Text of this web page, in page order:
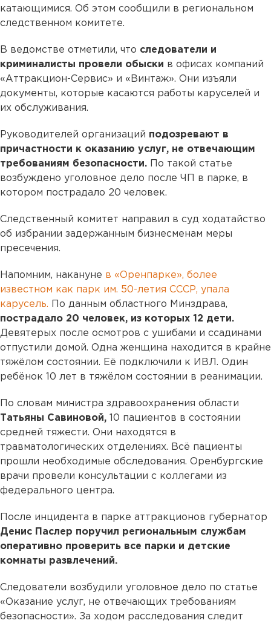
катающимися. Об этом сообщили в региональном
следственном комитете.
В ведомстве отметили, что следователи и
криминалисты провели обыски в офисах компаний
«Аттракцион-Сервис» и «Винтаж». Они изъяли
документы, которые касаются работы каруселей и
их обслуживания.
Руководителей организаций подозревают в
причастности к оказанию услуг, не отвечающим
требованиям безопасности.
По такой статье
возбуждено уголовное дело после ЧП в парке, в
котором пострадало 20 человек.
Следственный комитет направил в суд ходатайство
об избрании задержанным бизнесменам меры
пресечения.
Напомним, накануне в «Оренпарке», более
известном как парк им. 50-летия СССР, упала
карусель. По данным областного Минздрава,
пострадало 20 человек, из которых 12 дети.
Девятерых после осмотров с ушибами и ссадинами
отпустили домой. Одна женщина находится в крайне
тяжёлом состоянии. Её подключили к ИВЛ. Один
ребёнок 10 лет в тяжёлом состоянии в реанимации.
По словам министра здравоохранения области
Татьяны Савиновой, 10 пациентов в состоянии
средней тяжести. Они находятся в
травматологических отделениях. Всё пациенты
прошли необходимые обследования. Оренбургские
врачи провели консультации с коллегами из
федерального центра.
После инцидента в парке аттракционов губернатор
Денис Паслер поручил региональным службам
оперативно проверить все парки и детские
комнаты развлечений.
Следователи возбудили уголовное дело по статье
«Оказание услуг, не отвечающих требованиям
безопасности». За ходом расследования следит